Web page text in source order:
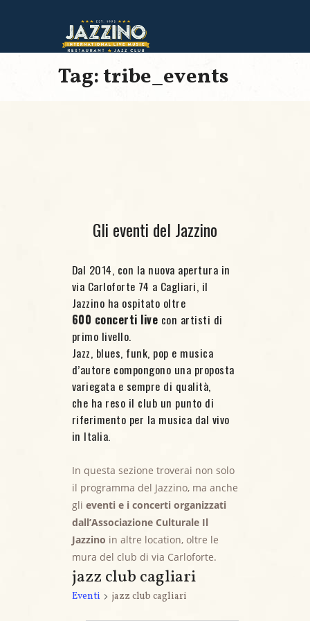
Tag: tribe_events
Gli eventi del Jazzino
Dal 2014, con la nuova apertura in
via Carloforte 74 a Cagliari, il
Jazzino ha ospitato oltre
600 concerti live con artisti di
primo livello.
Jazz, blues, funk, pop e musica
d’autore compongono una proposta
variegata e sempre di qualità,
che ha reso il club un punto di
riferimento per la musica dal vivo
in Italia.
In questa sezione troverai non solo
il programma del Jazzino, ma anche
gli eventi e i concerti organizzati
dall’Associazione Culturale Il
Jazzino in altre location, oltre le
mura del club di via Carloforte.
jazz club cagliari
Eventi jazz club cagliari